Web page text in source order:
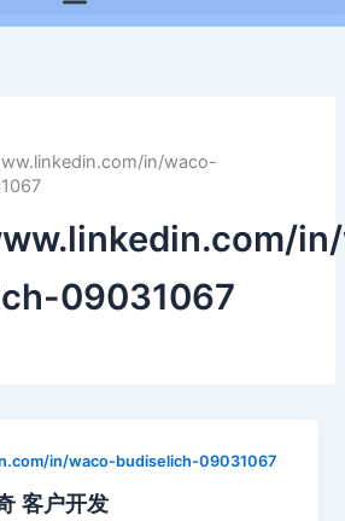
in/waco-
09031067
in/waco-budiselich-09031067
客户开发